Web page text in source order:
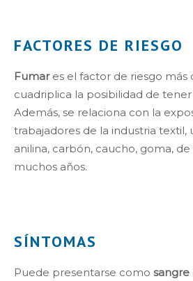
FACTORES DE RIESGO
Fumares el factor de riesgo más
cuadriplica la posibilidad de
Además, se relaciona con la
trabajadores de la industria textil,
anilina, carbón, caucho, goma,
muchos años.
SÍNTOMAS
Puede presentarse como sangre